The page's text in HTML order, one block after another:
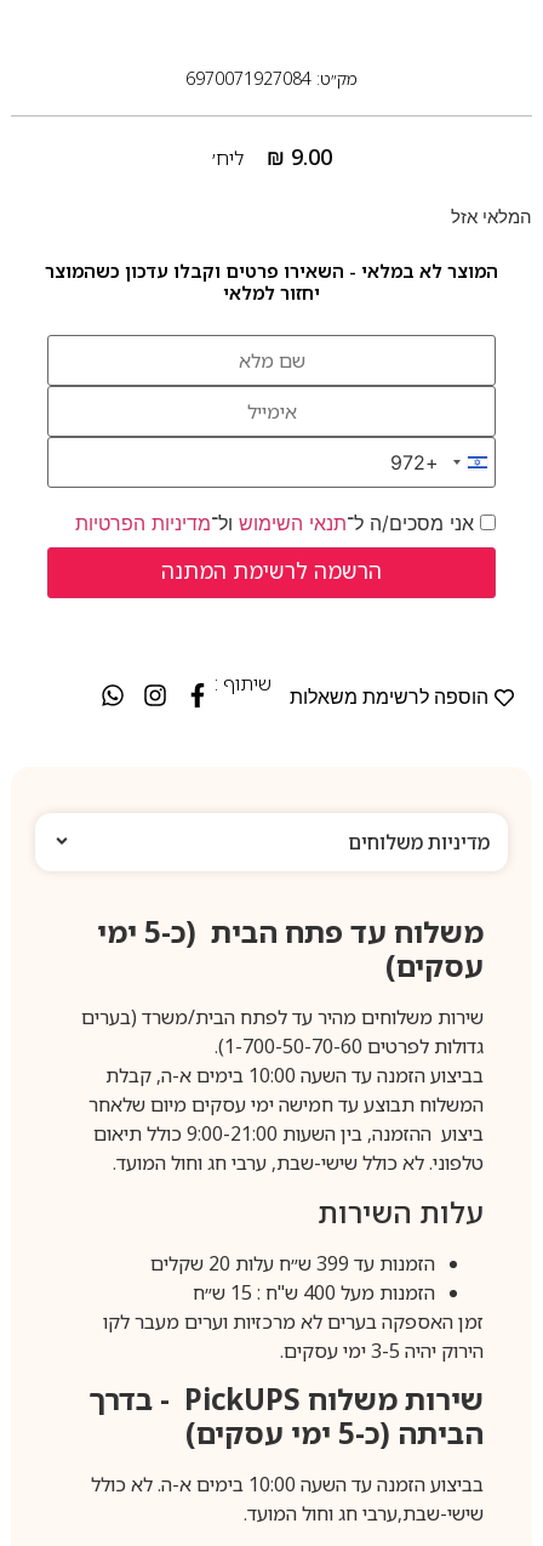
מק״ט: 6970071927084
₪ 9.00 ליח׳
המלאי אזל
המוצר לא במלאי - השאירו פרטים וקבלו עדכון כשהמוצר
יחזור למלאי
Israel +972
+972
אני מסכים/ה ל־תנאי השימושול־מדיניות הפרטיות
הוספה לרשימת משאלות
שיתוף :
מדיניות משלוחים
משלוח עד פתח הבית (כ-5 ימי
עסקים)
שירות משלוחים מהיר עד לפתח הבית/משרד (בערים
גדולות לפרטים 1-700-50-70-60).
בביצוע הזמנה עד השעה 10:00 בימים א-ה, קבלת
המשלוח תבוצע עד חמישה ימי עסקים מיום שלאחר
ביצוע ההזמנה, בין השעות 9:00-21:00 כולל תיאום
טלפוני. לא כולל שישי-שבת, ערבי חג וחול המועד.
עלות השירות
הזמנות עד 399 ש״ח עלות 20 שקלים
הזמנות מעל 400 ש"ח : 15 ש״ח
זמן האספקה בערים לא מרכזיות וערים מעבר לקו
הירוק יהיה 3-5 ימי עסקים.
שירות משלוח PickUPS- בדרך
הביתה (כ-5 ימי עסקים)
בביצוע הזמנה עד השעה 10:00 בימים א-ה. לא כולל
שישי-שבת,ערבי חג וחול המועד.